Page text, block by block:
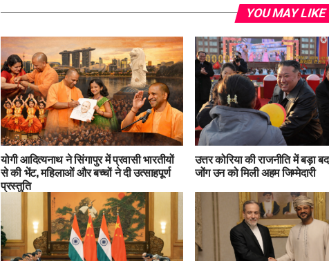
YOU MAY LIKE
योगी आदित्यनाथ ने सिंगापुर में प्रवासी भारतीयों
से की भेंट, महिलाओं और बच्चों ने दी उत्साहपूर्ण
प्रस्तुति
उत्तर कोरिया की राजनीति में बड़ा
जोंग उन को मिली अहम जिम्मेदारी